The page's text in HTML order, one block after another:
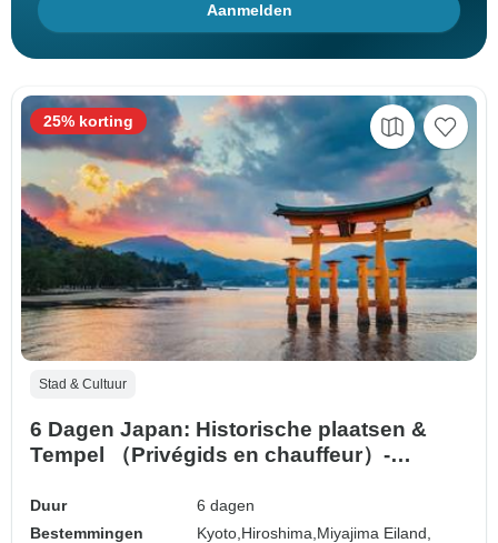
Aanmelden
Stad & Cultuur
6 Dagen Japan: Historische plaatsen &
Tempel （Privégids en chauffeur）-
Duur
6 dagen
Bestemmingen
Kyoto,Hiroshima,Miyajima Eiland,
25% korting